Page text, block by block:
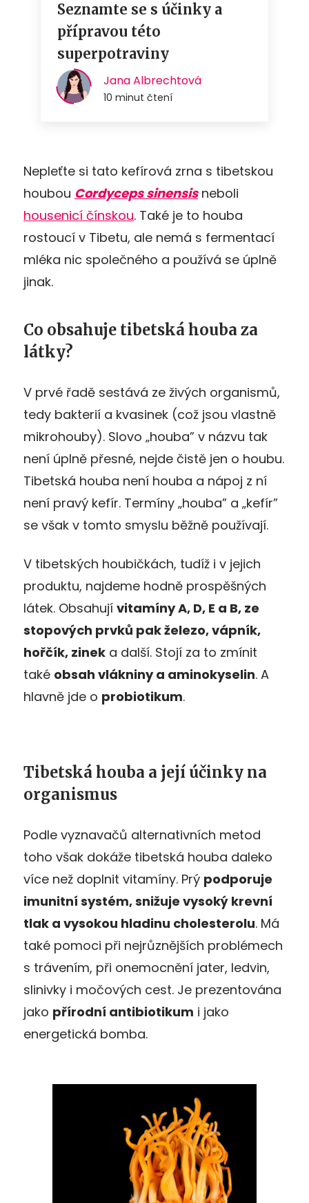
Nepleťte si tato kefírová zrna s tibetskou
houbou Cordyceps sinensisneboli
housenicí čínskou. Také je to houba
rostoucí v Tibetu, ale nemá s fermentací
mléka nic společného a používá se úplně
jinak.
Co obsahuje tibetská houba za
látky?
V prvé řadě sestává ze živých organismů,
tedy bakterií a kvasinek (což jsou vlastně
mikrohouby). Slovo „houba” v názvu tak
není úplně přesné, nejde čistě jen o houbu.
Tibetská houba není houba a nápoj z ní
není pravý kefír. Termíny „houba” a „kefír”
se však v tomto smyslu běžně používají.
V tibetských houbičkách, tudíž i v jejich
produktu, najdeme hodně prospěšných
látek. Obsahují vitamíny A, D, E a B, ze
stopových prvků pak železo, vápník,
hořčík, zinek a další. Stojí za to zmínit
také obsah vlákniny a aminokyselin. A
hlavně jde o probiotikum.
Tibetská houba a její účinky na
organismus
Podle vyznavačů alternativních metod
toho však dokáže tibetská houba daleko
více než doplnit vitamíny. Prý podporuje
imunitní systém, snižuje vysoký krevní
tlak a vysokou hladinu cholesterolu. Má
také pomoci při nejrůznějších problémech
s trávením, při onemocnění jater, ledvin,
slinivky i močových cest. Je prezentována
jako přírodní antibiotikum i jako
energetická bomba.